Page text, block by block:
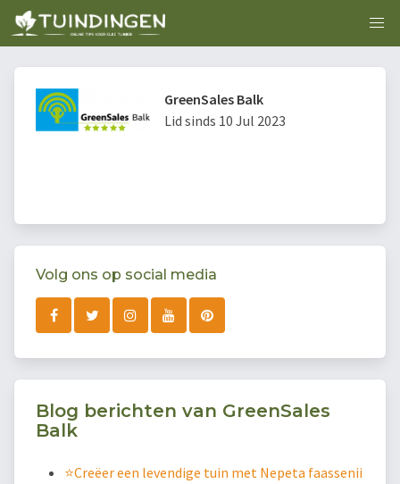
Blog berichten van GreenSales
Balk
⭐️Creëer een levendige tuin met Nepeta faassenii
GreenSales Balk
Lid sinds 10 Jul 2023
Volg ons op social media